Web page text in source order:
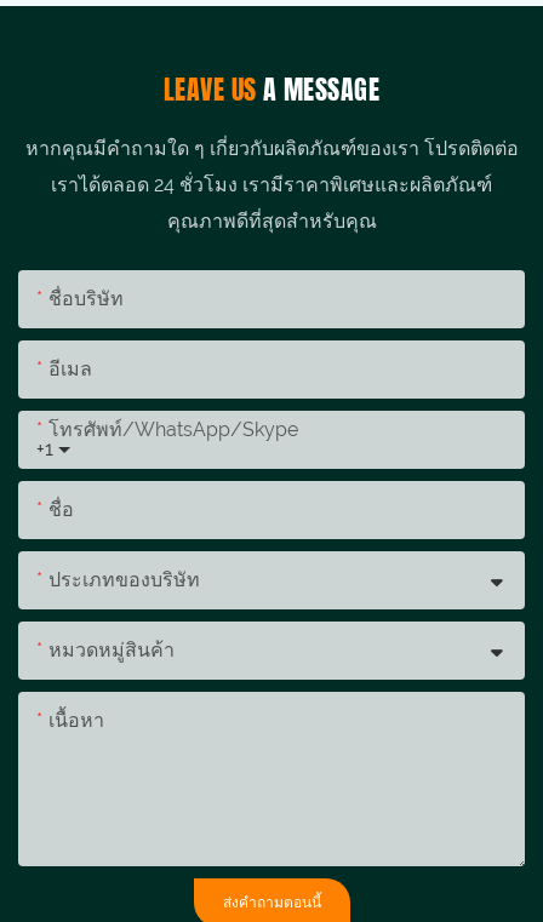
LEAVE USA MESSAGE
หากคุณมีคำถามใด ๆ เกี่ยวกับผลิตภัณฑ์ของเรา โปรดติดต่อ
เราได้ตลอด 24 ชั่วโมง เรามีราคาพิเศษและผลิตภัณฑ์
คุณภาพดีที่สุดสำหรับคุณ
ชื่อบริษัท
อีเมล
+1
โทรศัพท์/WhatsApp/Skype
ชื่อ
ประเภทของบริษัท
หมวดหมู่สินค้า
เนื้อหา
ส่งคำถามตอนนี้